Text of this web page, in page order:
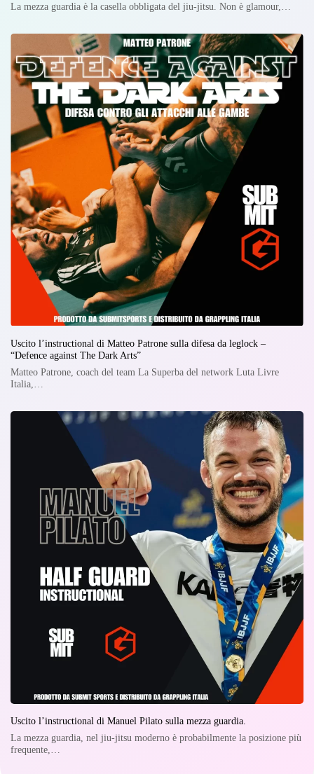
La mezza guardia è la casella obbligata del jiu-jitsu. Non è glamour,…
Uscito l’instructional di Matteo Patrone sulla difesa da leglock –
“Defence against The Dark Arts”
Matteo Patrone, coach del team La Superba del network Luta Livre
Italia,…
Uscito l’instructional di Manuel Pilato sulla mezza guardia.
La mezza guardia, nel jiu-jitsu moderno è probabilmente la posizione più
frequente,…